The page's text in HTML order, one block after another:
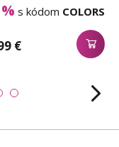
s kódom COLORS
€